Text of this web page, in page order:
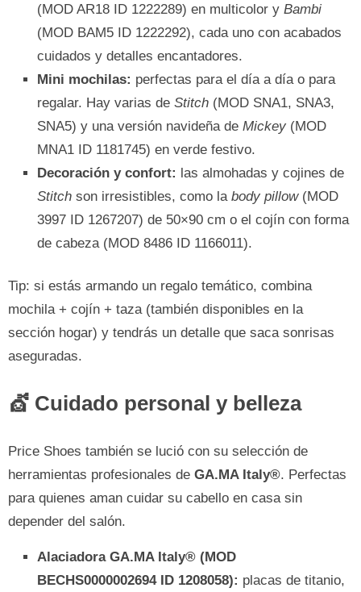
(MOD AR18 ID 1222289) en multicolor y Bambi
(MOD BAM5 ID 1222292), cada uno con acabados
cuidados y detalles encantadores.
Mini mochilas: perfectas para el día a día o para
regalar. Hay varias de Stitch (MOD SNA1, SNA3,
SNA5) y una versión navideña de Mickey (MOD
MNA1 ID 1181745) en verde festivo.
Decoración y confort: las almohadas y cojines de
Stitch son irresistibles, como la body pillow(MOD
3997 ID 1267207) de 50×90 cm o el cojín con forma
de cabeza (MOD 8486 ID 1166011).
Tip: si estás armando un regalo temático, combina
mochila + cojín + taza (también disponibles en la
sección hogar) y tendrás un detalle que saca sonrisas
aseguradas.
💇 Cuidado personal y belleza
Price Shoes también se lució con su selección de
herramientas profesionales de GA.MA Italy®. Perfectas
para quienes aman cuidar su cabello en casa sin
depender del salón.
Alaciadora GA.MA Italy® (MOD
BECHS0000002694 ID 1208058): placas de titanio,